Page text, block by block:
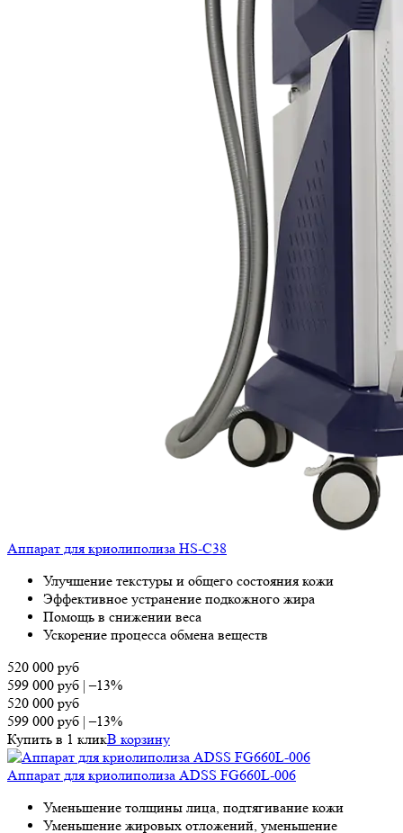
Аппарат для криолиполиза HS-С38
Улучшение текстуры и общего состояния кожи
Эффективное устранение подкожного жира
Помощь в снижении веса
Ускорение процесса обмена веществ
520 000 руб
599 000 руб |–13%
520 000 руб
599 000 руб |–13%
Купить в 1 кликВ корзину
Аппарат для криолиполиза ADSS FG660L-006
Уменьшение толщины лица, подтягивание кожи
Уменьшение жировых отложений, уменьшение